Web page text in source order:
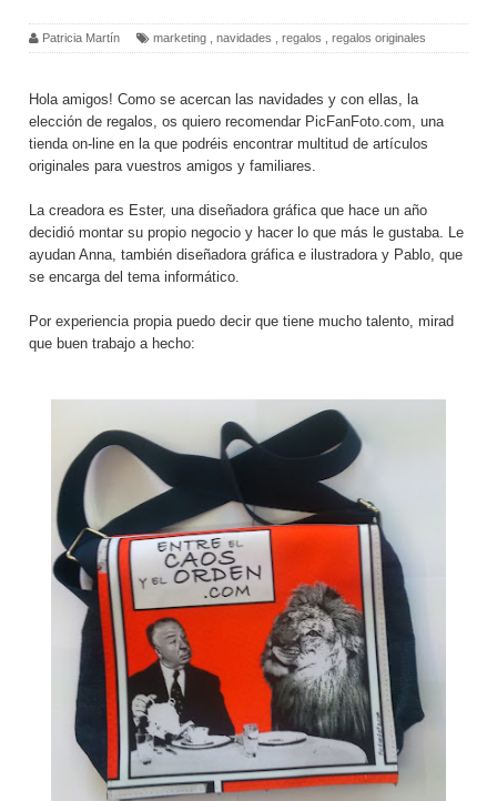
Patricia Martín marketing navidades regalos regalos originales
Hola amigos! Como se acercan las navidades y con ellas, la
elección de regalos, os quiero recomendar PicFanFoto.com , una
tienda on-line en la que podréis encontrar multitud de artículos
originales para vuestros amigos y familiares.
La creadora es Ester, una diseñadora gráfica que hace un año
decidió montar su propio negocio y hacer lo que más le gustaba. Le
ayudan Anna, también diseñadora gráfica e ilustradora y Pablo, que
se encarga del tema informático.
Por experiencia propia puedo decir que tiene mucho talento, mirad
que buen trabajo a hecho: